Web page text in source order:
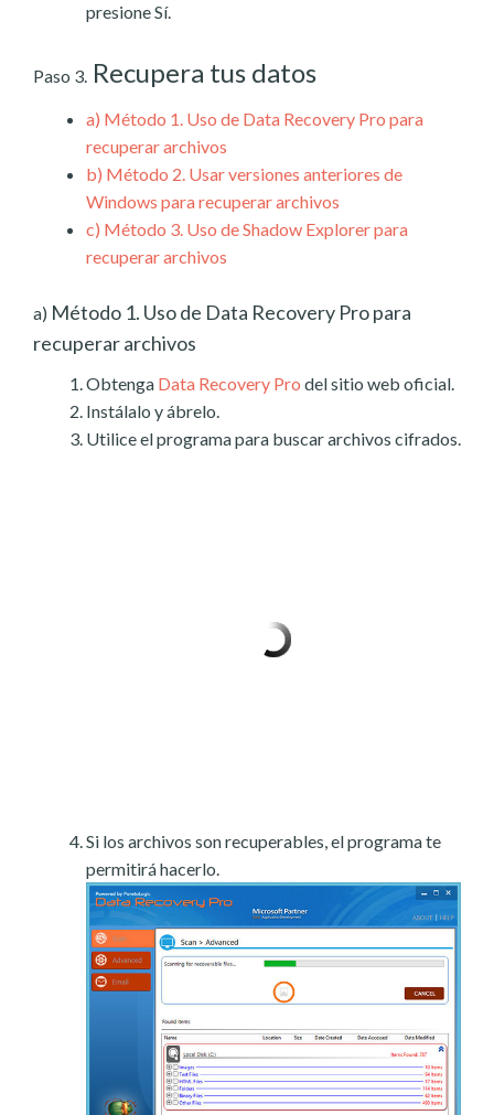
presione Sí.
Paso 3. Recupera tus datos
a) Método 1. Uso de Data Recovery Pro para
recuperar archivos
b) Método 2. Usar versiones anteriores de
Windows para recuperar archivos
c) Método 3. Uso de Shadow Explorer para
recuperar archivos
a) Método 1. Uso de Data Recovery Pro para
recuperar archivos
Obtenga Data Recovery Pro del sitio web oficial.
Instálalo y ábrelo.
Utilice el programa para buscar archivos cifrados.
Si los archivos son recuperables, el programa te
permitirá hacerlo.